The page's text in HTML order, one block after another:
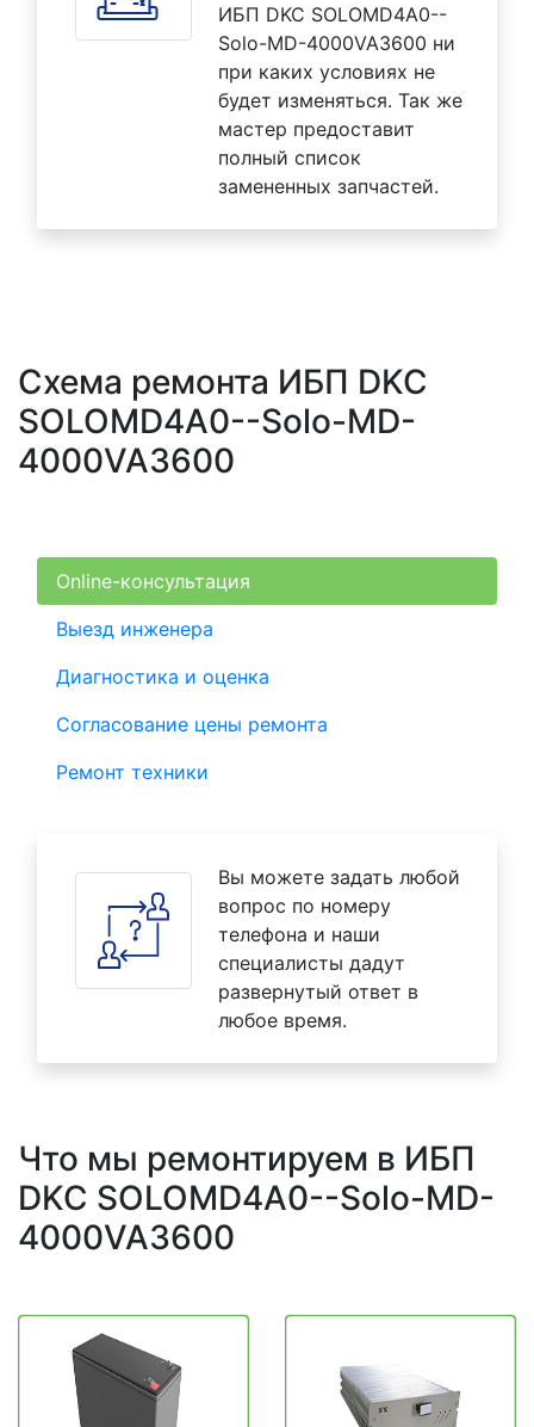
ИБП DKC SOLOMD4A0--
Solo-MD-4000VA3600 ни
при каких условиях не
будет изменяться. Так же
мастер предоставит
полный список
замененных запчастей.
Схема ремонта ИБП DKC
SOLOMD4A0--Solo-MD-
4000VA3600
Online-консультация
Выезд инженера
Диагностика и оценка
Согласование цены ремонта
Ремонт техники
Вы можете задать любой
вопрос по номеру
телефона и наши
специалисты дадут
развернутый ответ в
любое время.
Что мы ремонтируем в ИБП
DKC SOLOMD4A0--Solo-MD-
4000VA3600